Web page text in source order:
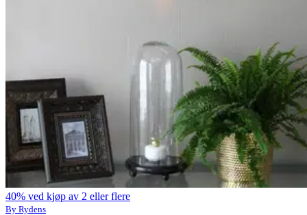
40% ved kjøp av 2 eller flere
By Rydens